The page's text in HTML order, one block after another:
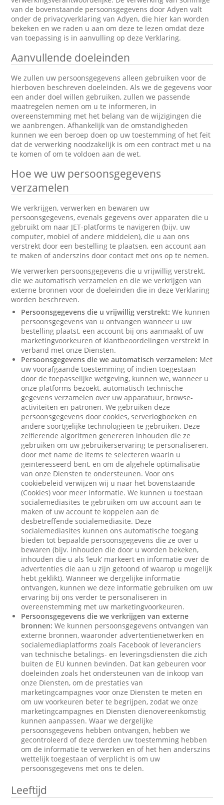
van de bovenstaande persoonsgegevens door Adyen valt
onder de privacyverklaring van Adyen, die hier kan worden
bekeken en we raden u aan om deze te lezen omdat deze
van toepassing is in aanvulling op deze Verklaring.
Aanvullende doeleinden
We zullen uw persoonsgegevens alleen gebruiken voor de
hierboven beschreven doeleinden. Als we de gegevens voor
een ander doel willen gebruiken, zullen we passende
maatregelen nemen om u te informeren, in
overeenstemming met het belang van de wijzigingen die
we aanbrengen. Afhankelijk van de omstandigheden
kunnen we een beroep doen op uw toestemming of het feit
dat de verwerking noodzakelijk is om een contract met u na
te komen of om te voldoen aan de wet.
Hoe we uw persoonsgegevens
verzamelen
We verkrijgen, verwerken en bewaren uw
persoonsgegevens, evenals gegevens over apparaten die u
gebruikt om naar JET-platforms te navigeren (bijv. uw
computer, mobiel of andere middelen), die u aan ons
verstrekt door een bestelling te plaatsen, een account aan
te maken of anderszins door contact met ons op te nemen.
We verwerken persoonsgegevens die u vrijwillig verstrekt,
die we automatisch verzamelen en die we verkrijgen van
externe bronnen voor de doeleinden die in deze Verklaring
worden beschreven.
Persoonsgegevens die u vrijwillig verstrekt: We kunnen
persoonsgegevens van u ontvangen wanneer u uw
bestelling plaatst, een account bij ons aanmaakt of uw
marketingvoorkeuren of klantbeoordelingen verstrekt in
verband met onze Diensten.
Persoonsgegevens die we automatisch verzamelen: Met
uw voorafgaande toestemming of indien toegestaan
door de toepasselijke wetgeving, kunnen we, wanneer u
onze platforms bezoekt, automatisch technische
gegevens verzamelen over uw apparatuur, browse-
activiteiten en patronen. We gebruiken deze
persoonsgegevens door cookies, serverlogboeken en
andere soortgelijke technologieën te gebruiken. Deze
zelflerende algoritmen genereren inhouden die ze
gebruiken om uw gebruikerservaring te personaliseren,
door met name de items te selecteren waarin u
geïnteresseerd bent, en om de algehele optimalisatie
van onze Diensten te ondersteunen. Voor ons
cookiebeleid verwijzen wij u naar het bovenstaande
(Cookies) voor meer informatie. We kunnen u toestaan
socialemediasites te gebruiken om uw account aan te
maken of uw account te koppelen aan de
desbetreffende socialemediasite. Deze
socialemediasites kunnen ons automatische toegang
bieden tot bepaalde persoonsgegevens die ze over u
bewaren (bijv. inhouden die door u worden bekeken,
inhouden die u als ‘leuk’ markeert en informatie over de
advertenties die aan u zijn getoond of waarop u mogelijk
hebt geklikt). Wanneer we dergelijke informatie
ontvangen, kunnen we deze informatie gebruiken om uw
ervaring bij ons verder te personaliseren in
overeenstemming met uw marketingvoorkeuren.
Persoonsgegevens die we verkrijgen van externe
bronnen: We kunnen persoonsgegevens ontvangen van
externe bronnen, waaronder advertentienetwerken en
socialemediaplatforms zoals Facebook of leveranciers
van technische betalings- en leveringsdiensten die zich
buiten de EU kunnen bevinden. Dat kan gebeuren voor
doeleinden zoals het ondersteunen van de inkoop van
onze Diensten, om de prestaties van
marketingcampagnes voor onze Diensten te meten en
om uw voorkeuren beter te begrijpen, zodat we onze
marketingcampagnes en Diensten dienovereenkomstig
kunnen aanpassen. Waar we dergelijke
persoonsgegevens hebben ontvangen, hebben we
gecontroleerd of deze derden uw toestemming hebben
om de informatie te verwerken en of het hen anderszins
wettelijk toegestaan of verplicht is om uw
persoonsgegevens met ons te delen.
Leeftijd